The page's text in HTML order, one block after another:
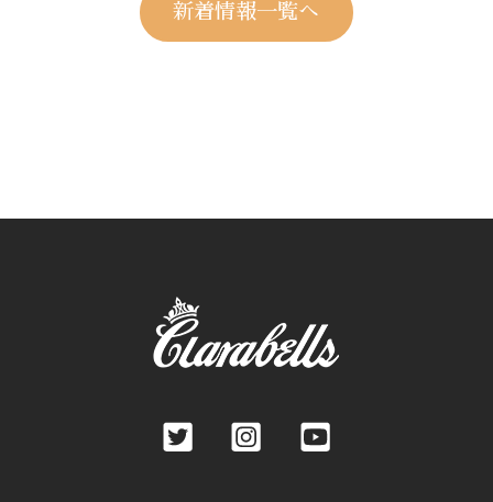
新着情報一覧へ